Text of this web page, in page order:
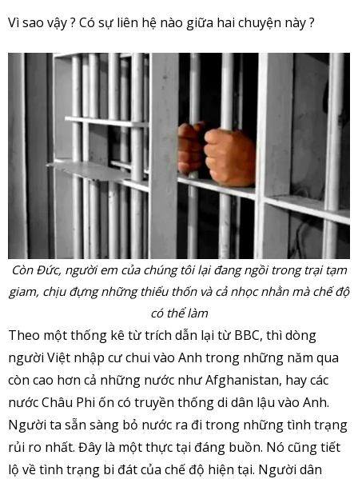
Vì sao vậy ? Có sự liên hệ nào giữa hai chuyện này ?
Còn Đức, người em của chúng tôi lại đang ngồi trong trại tạm
giam, chịu đựng những thiếu thốn và cả nhọc nhằn mà chế độ
có thể làm
Theo một thống kê từ trích dẫn lại từ BBC, thì dòng
người Việt nhập cư chui vào Anh trong những năm qua
còn cao hơn cả những nước như Afghanistan, hay các
nước Châu Phi ốn có truyền thống di dân lậu vào Anh.
Người ta sẵn sàng bỏ nước ra đi trong những tình trạng
rủi ro nhất. Đây là một thực tại đáng buồn. Nó cũng tiết
lộ về tình trạng bi đát của chế độ hiện tại. Người dân